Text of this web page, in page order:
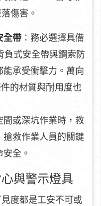
傷害。
全帶 ：務必選擇具備
負式安全帶與鋼索防
承受衝擊力。萬向
的材質與耐用度也
間或深坑作業時，救
救作業人員的關鍵
全。
與警示燈具
度都是工安不可或